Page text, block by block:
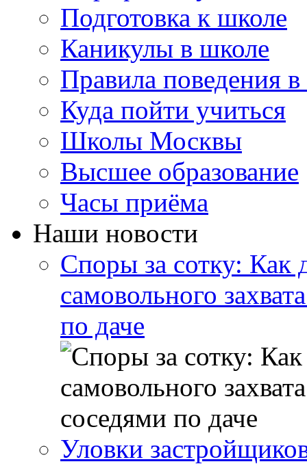
Подготовка к школе
Каникулы в школе
Правила поведения
Куда пойти учиться
Школы Москвы
Высшее образование
Часы приёма
Наши новости
Споры за сотку: Как
самовольного
по даче
Уловки